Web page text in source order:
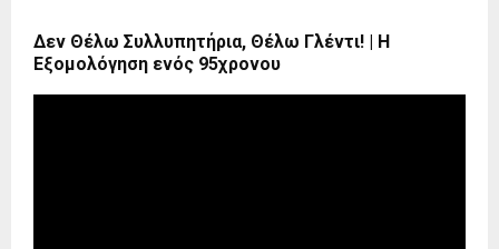
Δεν Θέλω Συλλυπητήρια, Θέλω Γλέντι! | Η
Εξομολόγηση ενός 95χρονου